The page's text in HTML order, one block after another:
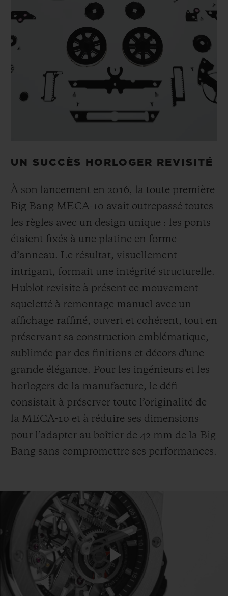
UN SUCCÈS HORLOGER REVISITÉ
À son lancement en 2016, la toute première
Big Bang MECA-10 avait outrepassé toutes
les règles avec un design unique : les ponts
étaient fixés à une platine en forme
d’anneau. Le résultat, visuellement
intrigant, formait une intégrité structurelle.
Hublot revisite à présent ce mouvement
squeletté à remontage manuel avec un
affichage raffiné, ouvert et cohérent, tout en
préservant sa construction emblématique,
sublimée par des finitions et décors d'une
grande élégance. Pour les ingénieurs et les
horlogers de la manufacture, le défi
consistait à préserver toute l’originalité de
la MECA-10 et à réduire ses dimensions
pour l’adapter au boîtier de 42 mm de la Big
Bang sans compromettre ses performances.
Play